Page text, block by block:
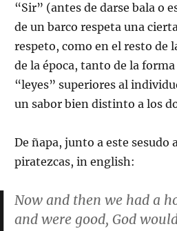
“Sir” (antes de darse bala o
de un barco respeta una
respeto, como en el resto de
de la época, tanto de la
“leyes” superiores al
un sabor bien distinto a los
De ñapa, junto a este sesudo
piratezcas, in english:
Now and then we had a
and were good, God